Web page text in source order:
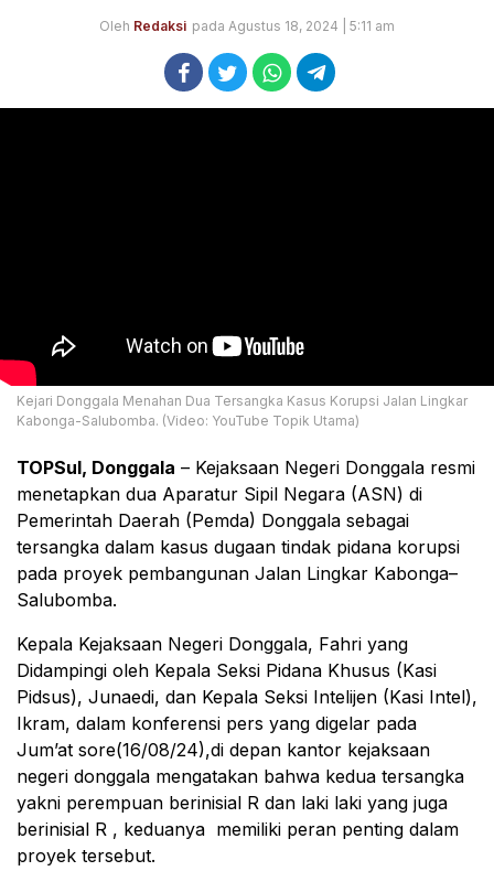
Oleh Redaksi pada Agustus 18, 2024 | 5:11 am
Kejari Donggala Menahan Dua Tersangka Kasus Korupsi Jalan Lingkar
Kabonga-Salubomba. (Video: YouTube Topik Utama)
TOPSul, Donggala – Kejaksaan Negeri Donggala resmi
menetapkan dua Aparatur Sipil Negara (ASN) di
Pemerintah Daerah (Pemda) Donggala sebagai
tersangka dalam kasus dugaan tindak pidana korupsi
pada proyek pembangunan Jalan Lingkar Kabonga–
Salubomba.
Kepala Kejaksaan Negeri Donggala, Fahri yang
Didampingi oleh Kepala Seksi Pidana Khusus (Kasi
Pidsus), Junaedi, dan Kepala Seksi Intelijen (Kasi Intel),
Ikram, dalam konferensi pers yang digelar pada
Jum’at sore(16/08/24),di depan kantor kejaksaan
negeri donggala mengatakan bahwa kedua tersangka
yakni perempuan berinisial R dan laki laki yang juga
berinisial R , keduanya memiliki peran penting dalam
proyek tersebut.